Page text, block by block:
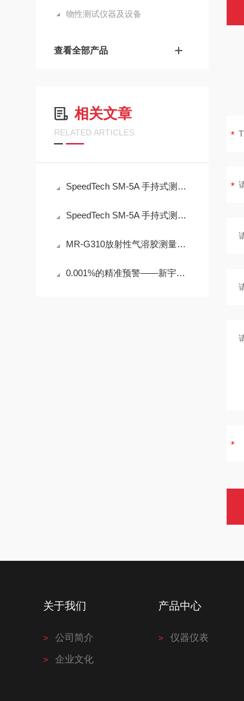
物性测试仪器及设备
查看全部产品
相关文章
RELATED ARTICLES
SpeedTech SM-5A 手持式测深仪操作误差来源与现场应用技术规范
SpeedTech SM-5A 手持式测深仪声学测量原理与性能分析
MR-G310放射性气溶胶测量仪：IP65防护与-40℃~+50℃宽温工作能力
0.001%的精准预警——新宇宙COSMOS铁粉浓度计SDM-72守护齿轮箱健康
关于我们
公司简介
企业文化
产品中心
仪器仪表